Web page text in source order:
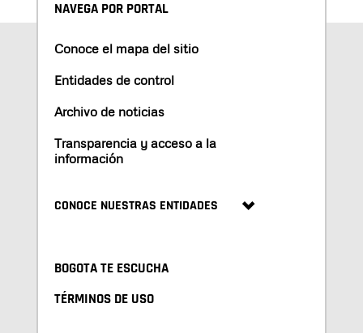
NAVEGA POR PORTAL
Conoce el mapa del sitio
Entidades de control
Archivo de noticias
Transparencia y acceso a la
información
CONOCE NUESTRAS ENTIDADES
BOGOTA TE ESCUCHA
TÉRMINOS DE USO